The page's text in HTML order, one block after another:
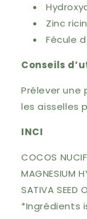
Zinc
Fécule
Conseils
Prélever
les aisselles
INCI
COCOS
MAGNESIUM
SATIVA SEED
*Ingrédients